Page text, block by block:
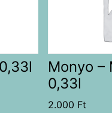
Monyo –
0,33l
2.000 Ft